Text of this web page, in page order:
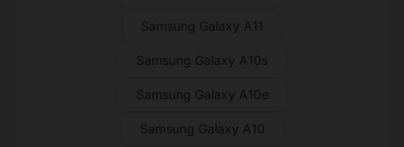
Samsung Galaxy A11
Samsung Galaxy A10s
Samsung Galaxy A10e
Samsung Galaxy A10